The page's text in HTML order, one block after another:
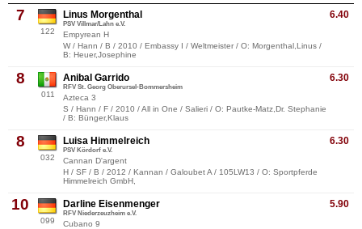
7
122
6.40
Linus Morgenthal
PSV Villmar/Lahn e.V.
Empyrean H
W / Hann / B / 2010 / Embassy I / Weltmeister / O: Morgenthal,Linus /
B: Heuer,Josephine
8
011
6.30
Anibal Garrido
RFV St. Georg Oberursel-Bommersheim
Azteca 3
S / Hann / F / 2010 / All in One / Salieri / O: Pautke-Matz,Dr. Stephanie
/ B: Bünger,Klaus
8
032
6.30
Luisa Himmelreich
PSV Kördorf e.V.
Cannan D'argent
H / SF / B / 2012 / Kannan / Galoubet A / 105LW13 / O: Sportpferde
Himmelreich GmbH,
10
099
5.90
Darline Eisenmenger
RFV Niederzeuzheim e.V.
Cubano 9